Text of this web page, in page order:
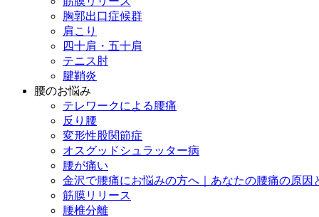
胸郭出口症候群
肩こり
四十肩・五十肩
テニス肘
腱鞘炎
腰のお悩み
テレワークによる腰痛
反り腰
変形性股関節症
オスグッドシュラッター病
腰が痛い
金沢で腰痛にお悩みの方へ｜あなたの腰痛の原因
筋膜リリース
腰椎分離